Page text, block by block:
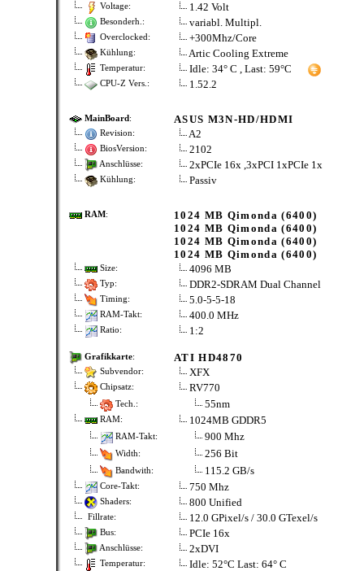
Voltage: 1.42 Volt
Besonderh.: variabl. Multipl.
Overclocked: +300Mhz/Core
Kühlung: Artic Cooling Extreme
Temperatur: Idle: 34° C , Last: 59°C
CPU-Z Vers.: 1.52.2
MainBoard: ASUS M3N-HD/HDMI
Revision: A2
BiosVersion: 2102
Anschlüsse: 2xPCIe 16x ,3xPCI 1xPCIe 1x
Kühlung: Passiv
RAM:
1024 MB Qimonda (6400)
1024 MB Qimonda (6400)
1024 MB Qimonda (6400)
1024 MB Qimonda (6400)
Size: 4096 MB
Typ: DDR2-SDRAM Dual Channel
Timing: 5.0-5-5-18
RAM-Takt: 400.0 MHz
Ratio: 1:2
Grafikkarte: ATI HD4870
Subvendor: XFX
Chipsatz: RV770
Tech.: 55nm
RAM: 1024MB GDDR5
RAM-Takt: 900 Mhz
Width: 256 Bit
Bandwith: 115.2 GB/s
Core-Takt: 750 Mhz
Shaders: 800 Unified
Fillrate: 12.0 GPixel/s / 30.0 GTexel/s
Bus: PCIe 16x
Anschlüsse: 2xDVI
Temperatur: Idle: 52°C Last: 64° C